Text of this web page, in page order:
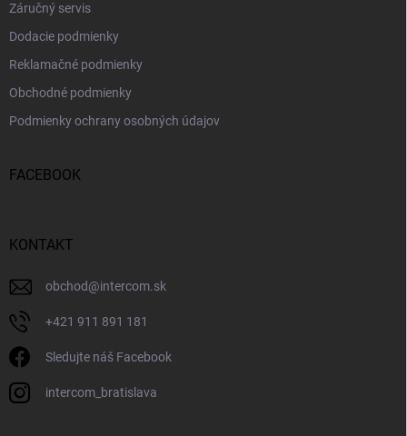
Záručný servis
Dodacie podmienky
Reklamačné podmienky
Obchodné podmienky
Podmienky ochrany osobných údajov
FACEBOOK
KONTAKT
obchod@intercom.sk
+421 911 891 181
Sledujte náš Facebook
intercom_bratislava